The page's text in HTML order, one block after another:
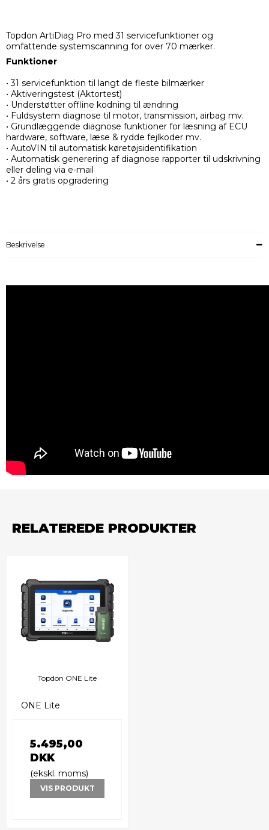
Topdon ArtiDiag Pro med 31 servicefunktioner og
omfattende systemscanning for over 70 mærker.
Funktioner
• 31 servicefunktion til langt de fleste bilmærker
• Aktiveringstest (Aktortest)
• Understøtter offline kodning til ændring
• Fuldsystem diagnose til motor, transmission, airbag mv.
• Grundlæggende diagnose funktioner for læsning af ECU
hardware, software, læse & rydde fejlkoder mv.
• AutoVIN til automatisk køretøjsidentifikation
• Automatisk generering af diagnose rapporter til udskrivning
eller deling via e-mail
• 2 års gratis opgradering
Beskrivelse
RELATEREDE PRODUKTER
Topdon ONE Lite
ONE Lite
5.495,00
DKK
(ekskl. moms)
VIS PRODUKT